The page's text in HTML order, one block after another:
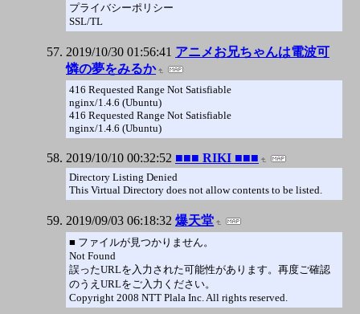
プライバシーポリシー
SSL/TL
2019/10/30 01:56:41 アニメお兄ちゃんは電波可
憐の夢をみるか
416 Requested Range Not Satisfiable
nginx/1.4.6 (Ubuntu)
416 Requested Range Not Satisfiable
nginx/1.4.6 (Ubuntu)
2019/10/10 00:32:52 ■■■ RIKI ■■■
Directory Listing Denied
This Virtual Directory does not allow contents to be listed.
2019/09/03 06:18:32 爆天堂
■ ファイルが見つかりません。
Not Found
誤ったURLを入力された可能性があります。再度ご確認
のうえURLをご入力ください。
Copyright 2008 NTT Plala Inc. All rights reserved.